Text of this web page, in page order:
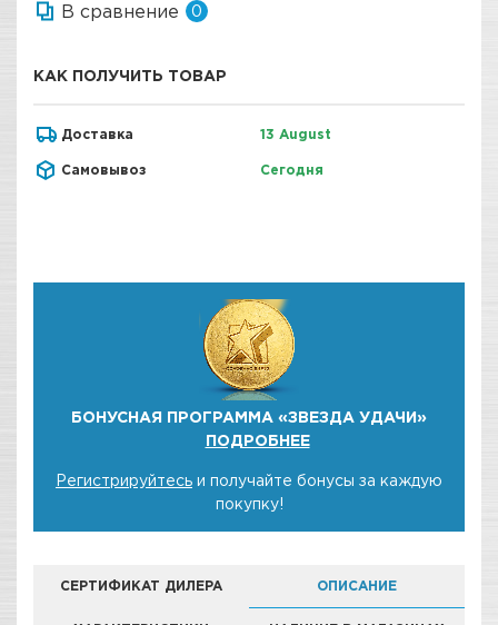
В сравнение 0
КАК ПОЛУЧИТЬ ТОВАР
Доставка 13 August
Самовывоз Сегодня
БОНУСНАЯ ПРОГРАММА «ЗВЕЗДА УДАЧИ»
ПОДРОБНЕЕ
Регистрируйтесь и получайте бонусы за каждую
покупку!
СЕРТИФИКАТ ДИЛЕРА ОПИСАНИЕ